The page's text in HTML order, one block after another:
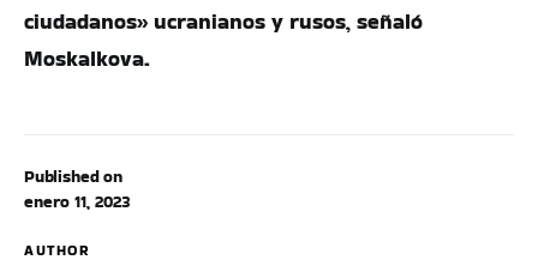
Published on
enero 11, 2023
AUTHOR
ciudadanos» ucranianos y rusos, señaló
Moskalkova.